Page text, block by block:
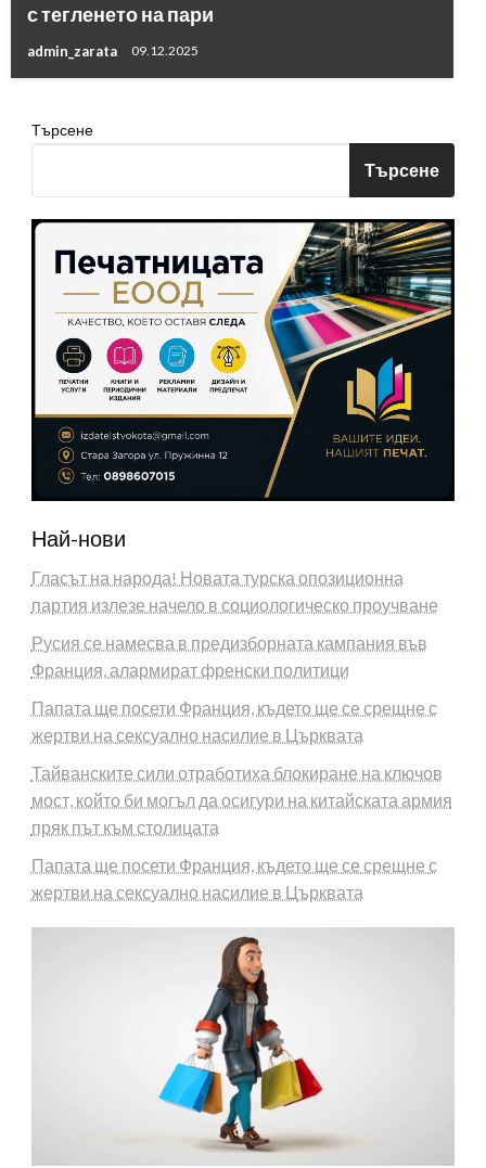
с тегленето на пари
admin_zarata 09.12.2025
Търсене
Търсене
Най-нови
Гласът на народа! Новата турска опозиционна
партия излезе начело в социологическо проучване
Русия се намесва в предизборната кампания във
Франция, алармират френски политици
Папата ще посети Франция, където ще се срещне с
жертви на сексуално насилие в Църквата
Тайванските сили отработиха блокиране на ключов
мост, който би могъл да осигури на китайската армия
пряк път към столицата
Папата ще посети Франция, където ще се срещне с
жертви на сексуално насилие в Църквата